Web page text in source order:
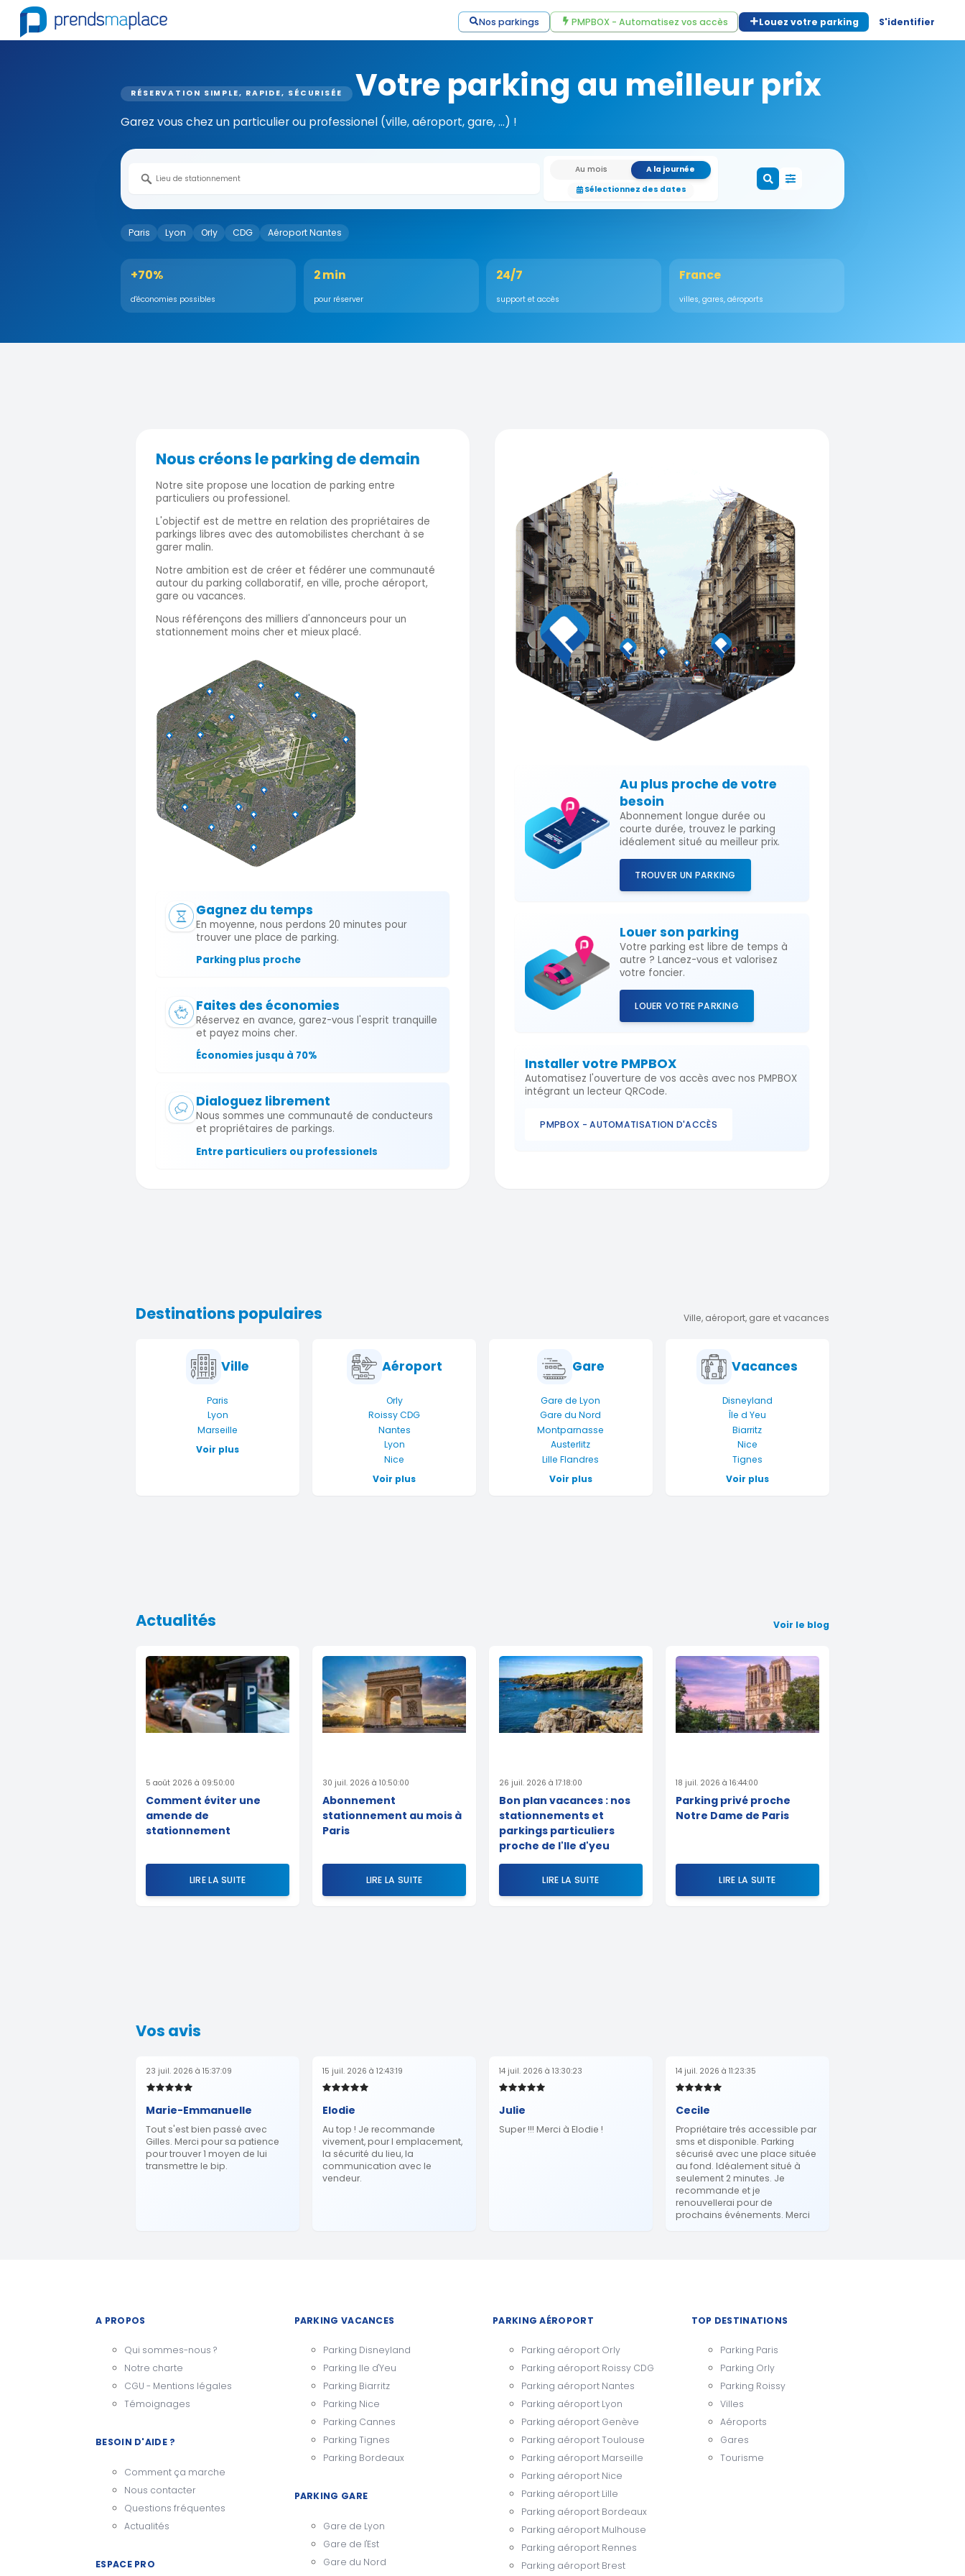
Nos parkings PMPBOX - Automatisez vos accès Louez votre parking S'identifier
RÉSERVATION SIMPLE, RAPIDE, SÉCURISÉE Votre parking au meilleur prix
Garez vous chez un particulier ou professionel (ville, aéroport, gare, ...) !
Au mois
A la journée
Sélectionnez des dates
Paris Lyon Orly CDG Aéroport Nantes
+70%
d'économies possibles
2 min
pour réserver
24/7
support et accès
France
villes, gares, aéroports
Nous créons le parking de demain
Notre site propose une location de parking entre
particuliers ou professionel.
L'objectif est de mettre en relation des propriétaires de
parkings libres avec des automobilistes cherchant à se
garer malin.
Notre ambition est de créer et fédérer une communauté
autour du parking collaboratif, en ville, proche aéroport,
gare ou vacances.
Nous référençons des milliers d'annonceurs pour un
stationnement moins cher et mieux placé.
Gagnez du temps
En moyenne, nous perdons 20 minutes pour
trouver une place de parking.
Parking plus proche
Faites des économies
Réservez en avance, garez-vous l'esprit tranquille
et payez moins cher.
Économies jusqu à 70%
Dialoguez librement
Nous sommes une communauté de conducteurs
et propriétaires de parkings.
Entre particuliers ou professionels
Au plus proche de votre
besoin
Abonnement longue durée ou
courte durée, trouvez le parking
idéalement situé au meilleur prix.
TROUVER UN PARKING
Louer son parking
Votre parking est libre de temps à
autre ? Lancez-vous et valorisez
votre foncier.
LOUER VOTRE PARKING
Installer votre PMPBOX
Automatisez l'ouverture de vos accès avec nos PMPBOX
intégrant un lecteur QRCode.
PMPBOX - AUTOMATISATION D'ACCÈS
Destinations populaires Ville, aéroport, gare et vacances
Ville
Paris
Lyon
Marseille
Voir plus
Aéroport
Orly
Roissy CDG
Nantes
Lyon
Nice
Voir plus
Gare
Gare de Lyon
Gare du Nord
Montparnasse
Austerlitz
Lille Flandres
Voir plus
Vacances
Disneyland
Île d Yeu
Biarritz
Nice
Tignes
Voir plus
Actualités Voir le blog
5 août 2026 à 09:50:00
Comment éviter une
amende de
stationnement
LIRE LA SUITE
30 juil. 2026 à 10:50:00
Abonnement
stationnement au mois à
Paris
LIRE LA SUITE
26 juil. 2026 à 17:18:00
Bon plan vacances : nos
stationnements et
parkings particuliers
proche de l'Ile d'yeu
LIRE LA SUITE
18 juil. 2026 à 16:44:00
Parking privé proche
Notre Dame de Paris
LIRE LA SUITE
Vos avis
23 juil. 2026 à 15:37:09
Marie-Emmanuelle
Tout s'est bien passé avec
Gilles. Merci pour sa patience
pour trouver 1 moyen de lui
transmettre le bip.
15 juil. 2026 à 12:43:19
Elodie
Au top ! Je recommande
vivement, pour l emplacement,
la sécurité du lieu, la
communication avec le
vendeur.
14 juil. 2026 à 13:30:23
Julie
Super !!! Merci à Elodie !
14 juil. 2026 à 11:23:35
Cecile
Propriétaire trés accessible par
sms et disponible. Parking
sécurisé avec une place située
au fond. Idéalement situé à
seulement 2 minutes. Je
recommande et je
renouvellerai pour de
prochains événements. Merci
A PROPOS
Qui sommes-nous ?
Notre charte
CGU - Mentions légales
Témoignages
BESOIN D'AIDE ?
Comment ça marche
Nous contacter
Questions fréquentes
Actualités
ESPACE PRO
PARKING VACANCES
Parking Disneyland
Parking Ile d'Yeu
Parking Biarritz
Parking Nice
Parking Cannes
Parking Tignes
Parking Bordeaux
PARKING GARE
Gare de Lyon
Gare de l'Est
Gare du Nord
PARKING AÉROPORT
Parking aéroport Orly
Parking aéroport Roissy CDG
Parking aéroport Nantes
Parking aéroport Lyon
Parking aéroport Genève
Parking aéroport Toulouse
Parking aéroport Marseille
Parking aéroport Nice
Parking aéroport Lille
Parking aéroport Bordeaux
Parking aéroport Mulhouse
Parking aéroport Rennes
Parking aéroport Brest
TOP DESTINATIONS
Parking Paris
Parking Orly
Parking Roissy
Villes
Aéroports
Gares
Tourisme